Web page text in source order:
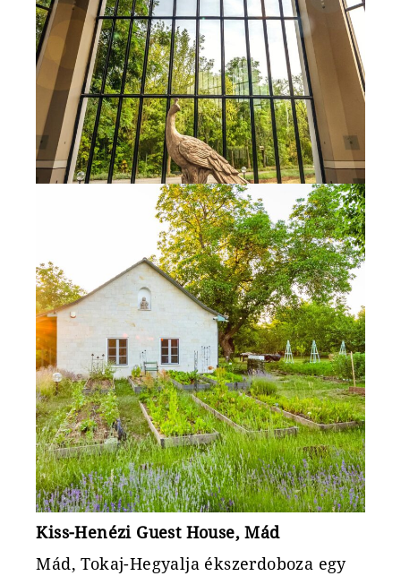
Kiss-Henézi Guest House, Mád
Mád, Tokaj-Hegyalja ékszerdoboza egy